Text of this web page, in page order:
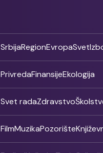
SrbijaRegionEvropaSvet
PrivredaFinansijeEkologija
Svet radaZdravstvo
FilmMuzikaPozorište